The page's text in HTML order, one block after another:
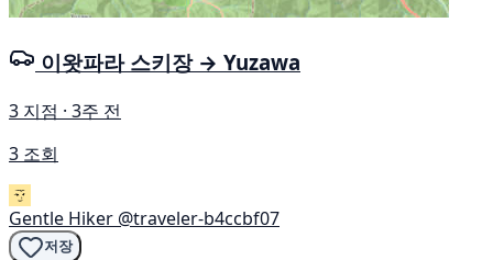
이왓파라 스키장 → Yuzawa
3 지점 · 3주 전
3 조회
Gentle Hiker @traveler-b4ccbf07
저장